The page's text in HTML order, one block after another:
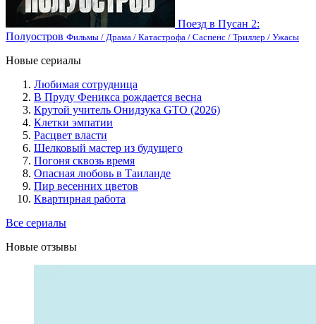
Поезд в Пусан 2:
Полуостров Фильмы / Драма / Катастрофа / Саспенс / Триллер / Ужасы
Новые сериалы
Любимая сотрудница
В Пруду Феникса рождается весна
Крутой учитель Онидзука GTO (2026)
Клетки эмпатии
Расцвет власти
Шелковый мастер из будущего
Погоня сквозь время
Опасная любовь в Таиланде
Пир весенних цветов
Квартирная работа
Все сериалы
Новые отзывы